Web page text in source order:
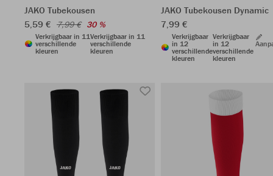
JAKO Tubekousen
5,59 € 7,99 € 30 %
Verkrijgbaar in 11
verschillende
kleuren
Verkrijgbaar in 11
verschillende
kleuren
JAKO Tubekousen Dynamic
7,99 €
Verkrijgbaar
in 12
verschillende
kleuren
Verkrijgbaar
in 12
verschillende
kleuren